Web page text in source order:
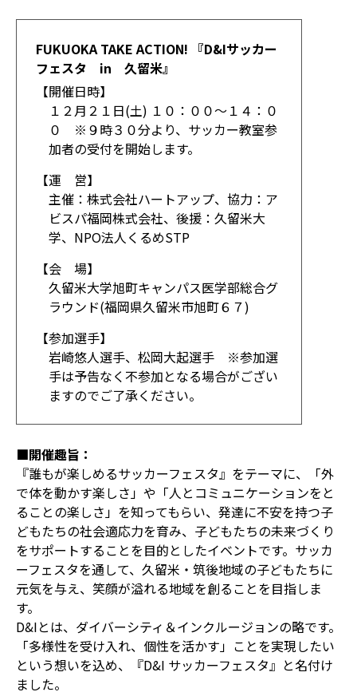
FUKUOKA TAKE ACTION! 『D&Iサッカー
フェスタ in 久留米』
【開催日時】
１２月２１日(土) １０：００～１４：０
０ ※９時３０分より、サッカー教室参
加者の受付を開始します。
【運 営】
主催：株式会社ハートアップ、協力：ア
ビスパ福岡株式会社、後援：久留米大
学、NPO法人くるめSTP
【会 場】
久留米大学旭町キャンパス医学部総合グ
ラウンド(福岡県久留米市旭町６７)
【参加選手】
岩崎悠人選手、松岡大起選手 ※参加選
手は予告なく不参加となる場合がござい
ますのでご了承ください。
■開催趣旨：
『誰もが楽しめるサッカーフェスタ』をテーマに、「外
で体を動かす楽しさ」や「人とコミュニケーションをと
ることの楽しさ」を知ってもらい、発達に不安を持つ子
どもたちの社会適応力を育み、子どもたちの未来づくり
をサポートすることを目的としたイベントです。サッカ
ーフェスタを通して、久留米・筑後地域の子どもたちに
元気を与え、笑顔が溢れる地域を創ることを目指しま
す。
D&Iとは、ダイバーシティ＆インクルージョンの略です。
「多様性を受け入れ、個性を活かす」ことを実現したい
という想いを込め、『D&I サッカーフェスタ』と名付け
ました。